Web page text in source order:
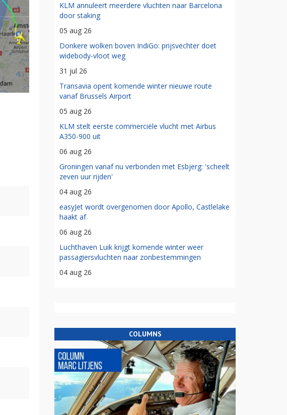
KLM annuleert meerdere vluchten naar Barcelona
door staking
05 aug 26
Donkere wolken boven IndiGo: prijsvechter doet
widebody-vloot weg
31 jul 26
Transavia opent komende winter nieuwe route
vanaf Brussels Airport
05 aug 26
KLM stelt eerste commerciële vlucht met Airbus
A350-900 uit
06 aug 26
Groningen vanaf nu verbonden met Esbjerg: 'scheelt
zeven uur rijden'
04 aug 26
easyJet wordt overgenomen door Apollo, Castlelake
haakt af
06 aug 26
Luchthaven Luik krijgt komende winter weer
passagiersvluchten naar zonbestemmingen
04 aug 26
COLUMNS